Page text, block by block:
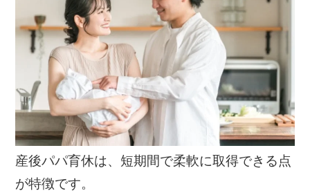
産後パパ育休は、短期間で柔軟に取得できる点
が特徴です。